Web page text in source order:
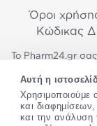
Αυτή η
Χρησιμοποιούμε
και
και την ανάλυση
Όροι
Κώδικας
Το Pharm24.gr
προορίζονται
νόσου.
θηλάζετε,